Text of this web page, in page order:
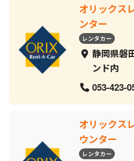
オリックス
ンター
レンタカー
静岡県磐
ンド内
053-423-
オリックス
ウンター
レンタカー